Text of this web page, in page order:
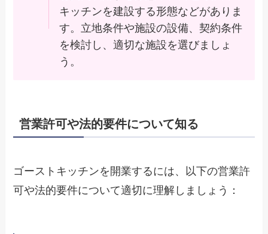
キッチンを建設する形態などがありま
す。立地条件や施設の設備、契約条件
を検討し、適切な施設を選びましょ
う。
営業許可や法的要件について知る
ゴーストキッチンを開業するには、以下の営業許
可や法的要件について適切に理解しましょう：